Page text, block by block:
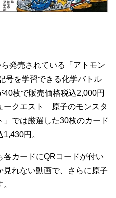
発売されている「アトモン
号を学習できる化学バトル
枚で販売価格税込2,000円
ークエスト 原子のモンスタ
では厳選した30枚のカード
円。
各カードにQRコードが付い
れない動画で、さらに原子